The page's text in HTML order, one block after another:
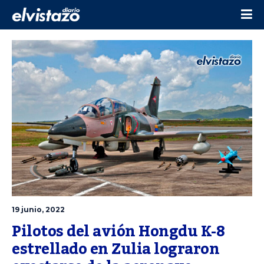
19 junio, 2022
Pilotos del avión Hongdu K-8
estrellado en Zulia lograron